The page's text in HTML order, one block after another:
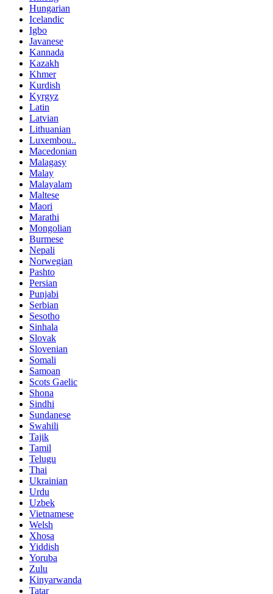
Hungarian
Icelandic
Igbo
Javanese
Kannada
Kazakh
Khmer
Kurdish
Kyrgyz
Latin
Latvian
Lithuanian
Luxembou..
Macedonian
Malagasy
Malay
Malayalam
Maltese
Maori
Marathi
Mongolian
Burmese
Nepali
Norwegian
Pashto
Persian
Punjabi
Serbian
Sesotho
Sinhala
Slovak
Slovenian
Somali
Samoan
Scots Gaelic
Shona
Sindhi
Sundanese
Swahili
Tajik
Tamil
Telugu
Thai
Ukrainian
Urdu
Uzbek
Vietnamese
Welsh
Xhosa
Yiddish
Yoruba
Zulu
Kinyarwanda
Tatar